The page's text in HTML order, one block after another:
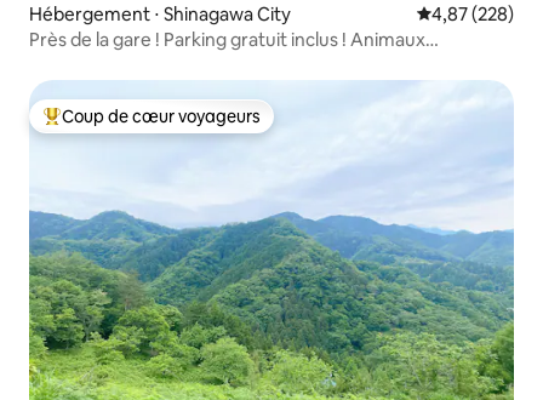
Hébergement ⋅ Shinagawa City Évaluation
4,87 (228)
Près de la gare ! Parking gratuit inclus ! Animaux
Coups de cœur voyageurs les plus appréciés
Coup de cœur voyageurs